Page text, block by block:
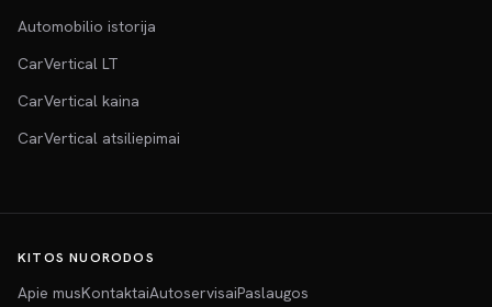
Automobilio istorija
CarVertical LT
CarVertical kaina
CarVertical atsiliepimai
KITOS NUORODOS
Apie musKontaktaiAutoservisaiPaslaugos